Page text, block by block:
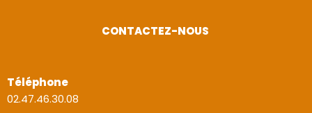
CONTACTEZ-NOUS
Téléphone
02.47.46.30.08